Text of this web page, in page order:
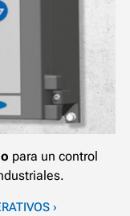
para un control
›